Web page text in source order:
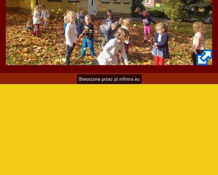
Stworzone przez pl.mfirma.eu